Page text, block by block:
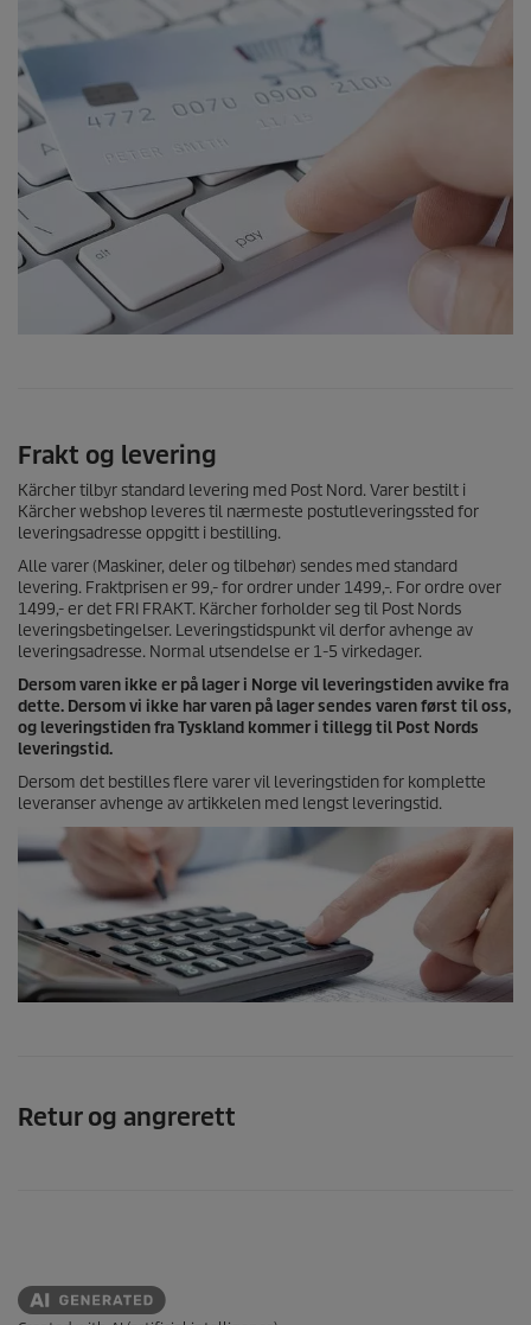
Frakt og levering
Kärcher tilbyr standard levering med Post Nord. Varer bestilt i
Kärcher webshop leveres til nærmeste postutleveringssted for
leveringsadresse oppgitt i bestilling.
Alle varer (Maskiner, deler og tilbehør) sendes med standard
levering. Fraktprisen er 99,- for ordrer under 1499,-. For ordre over
1499,- er det FRI FRAKT. Kärcher forholder seg til Post Nords
leveringsbetingelser. Leveringstidspunkt vil derfor avhenge av
leveringsadresse. Normal utsendelse er 1-5 virkedager.
Dersom varen ikke er på lager i Norge vil leveringstiden avvike fra
dette. Dersom vi ikke har varen på lager sendes varen først til oss,
og leveringstiden fra Tyskland kommer i tillegg til Post Nords
leveringstid.
Dersom det bestilles flere varer vil leveringstiden for komplette
leveranser avhenge av artikkelen med lengst leveringstid.
Retur og angrerett